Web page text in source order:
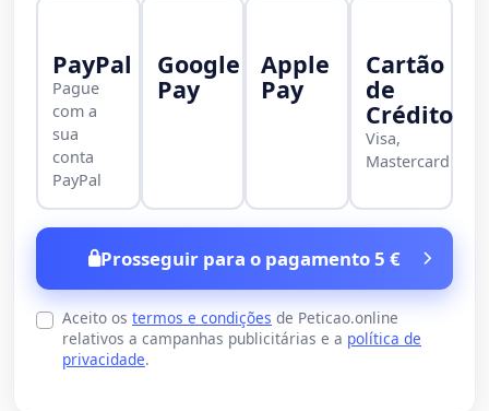
PayPal
Pague
com a
sua
conta
PayPal
Google
Pay
Apple
Pay
Cartão
de
Crédito
Visa,
Mastercard
Prosseguir para o pagamento 5 €
Aceito os termos e condições de Peticao.online
relativos a campanhas publicitárias e a política de
privacidade.